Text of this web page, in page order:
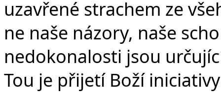
uzavřené strachem ze
ne naše názory, naše
nedokonalosti jsou
Tou je přijetí Boží